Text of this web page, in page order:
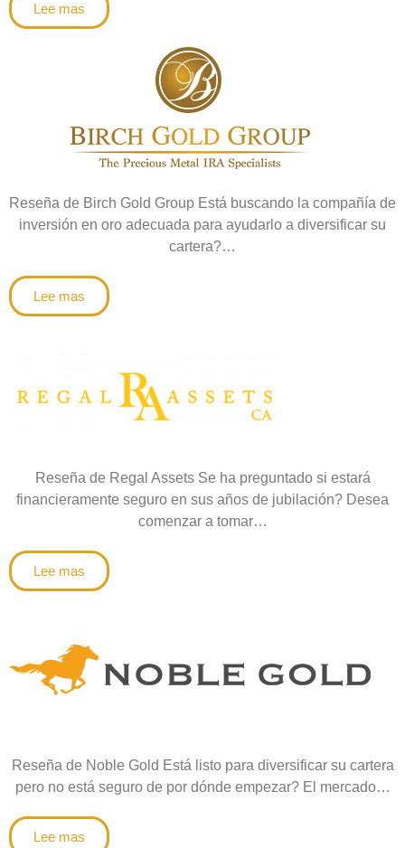
Lee mas
Reseña de Birch Gold Group Está buscando la compañía de
inversión en oro adecuada para ayudarlo a diversificar su
cartera?…
Lee mas
Reseña de Regal Assets Se ha preguntado si estará
financieramente seguro en sus años de jubilación? Desea
comenzar a tomar…
Lee mas
Reseña de Noble Gold Está listo para diversificar su cartera
pero no está seguro de por dónde empezar? El mercado…
Lee mas